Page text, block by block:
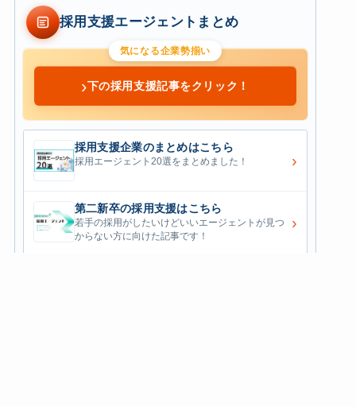
採用支援エージェントまとめ
気になる企業勢揃い
›下の採用支援記事をクリック！
採用支援企業のまとめはこちら
採用エージェント20選をまとめました！ ›
第二新卒の採用支援はこちら
若手の採用がしたいけどいいエージェントが見つ
からない方に向けた記事です！
›